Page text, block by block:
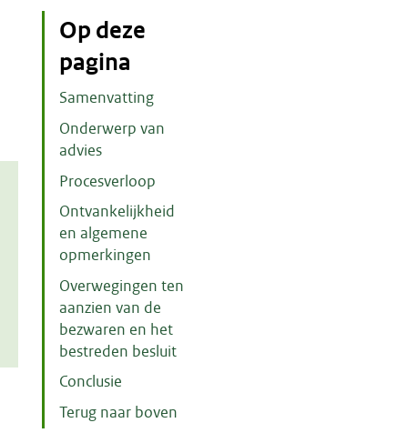
Op deze
pagina
Samenvatting
Onderwerp van
advies
Procesverloop
Ontvankelijkheid
en algemene
opmerkingen
Overwegingen ten
aanzien van de
bezwaren en het
bestreden besluit
Conclusie
Terug naar boven